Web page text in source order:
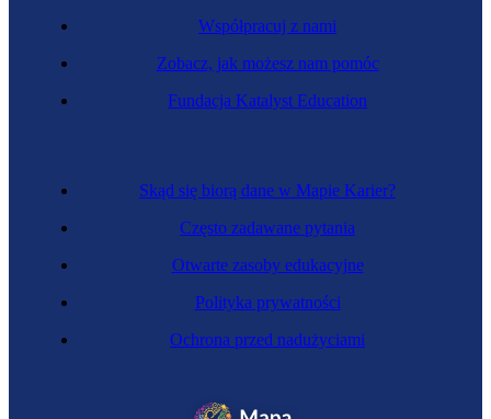
Zawód przyszłości
Skąd się biorą dane w Mapie Karier?
Często zadawane pytania
Otwarte zasoby edukacyjne
Polityka prywatności
Ochrona przed nadużyciami
Współpracuj z nami
Zobacz, jak możesz nam pomóc
Fundacja Katalyst Education